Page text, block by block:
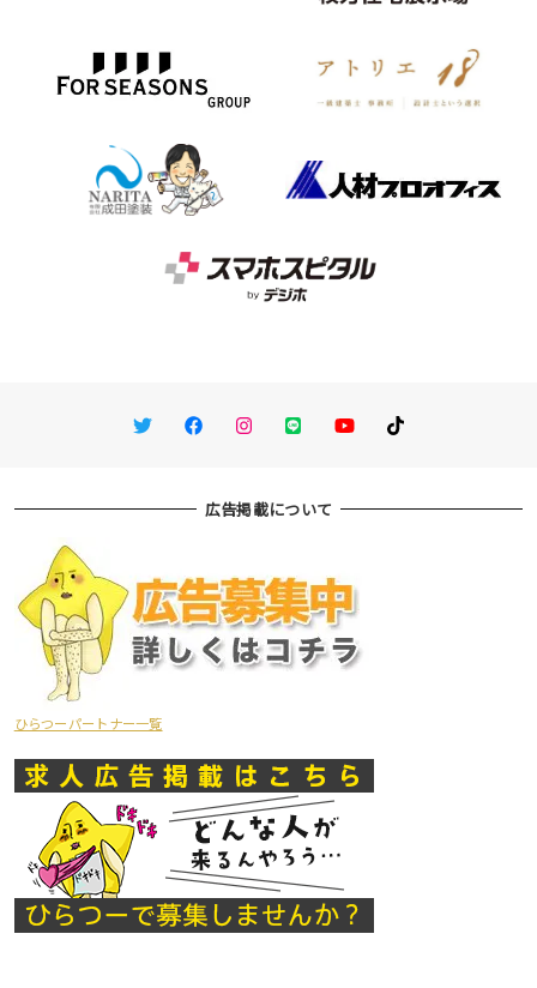
TwitterFacebookInstagram
LINE You TubeTikTok
広告掲載について
ひらつーパートナー一覧